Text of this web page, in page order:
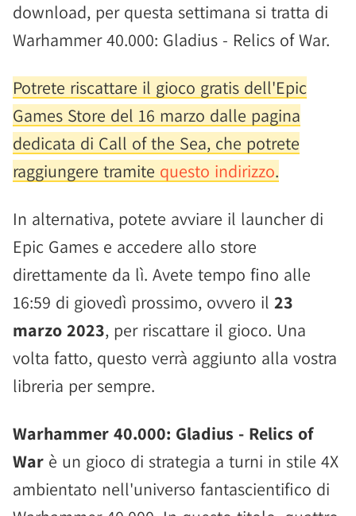
download, per questa settimana si tratta di
Warhammer 40.000: Gladius - Relics of War.
Potrete riscattare il gioco gratis dell'Epic
Games Store del 16 marzo dalle pagina
dedicata di Call of the Sea, che potrete
raggiungere tramite questo indirizzo.
In alternativa, potete avviare il launcher di
Epic Games e accedere allo store
direttamente da lì. Avete tempo fino alle
16:59 di giovedì prossimo, ovvero il 23
marzo 2023, per riscattare il gioco. Una
volta fatto, questo verrà aggiunto alla vostra
libreria per sempre.
Warhammer 40.000: Gladius - Relics of
War è un gioco di strategia a turni in stile 4X
ambientato nell'universo fantascientifico di